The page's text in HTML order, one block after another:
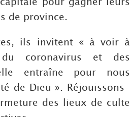
de province.
ils invitent « à voir à
du coronavirus et des
entraîne pour nous
de Dieu ». Réjouissons-
des lieux de culte